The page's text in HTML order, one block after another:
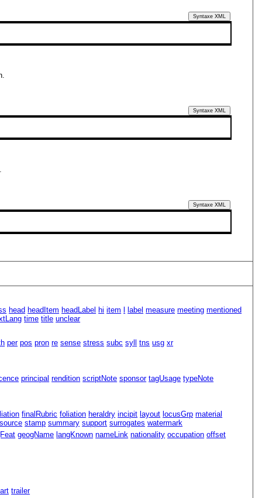
Syntaxe XML
Syntaxe XML
Syntaxe XML
head headItem headLabel hi item label measure meeting mentioned
time title unclear
per pos pron re sense stress subc syll tns usg xr
principal rendition scriptNote sponsor tagUsage typeNote
finalRubric foliation heraldry incipit layout locusGrp material
source stamp summary support surrogates watermark
geogName langKnown nameLink nationality occupation offset
trailer